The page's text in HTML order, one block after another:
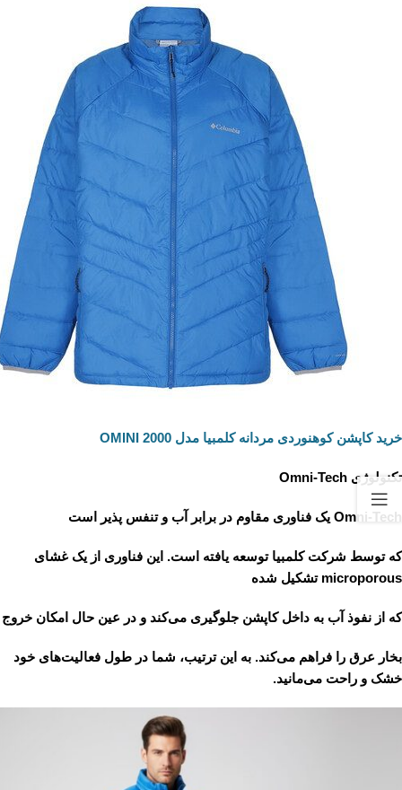
خرید کاپشن کوهنوردی مردانه کلمبیا مدل OMINI 2000
تکنولوژی Omni-Tech
Omni-Tech یک فناوری مقاوم در برابر آب و تنفس پذیر است
که توسط شرکت کلمبیا توسعه یافته است. این فناوری از یک غشای
microporous تشکیل شده
که از نفوذ آب به داخل کاپشن جلوگیری می‌کند و در عین حال امکان خروج
بخار عرق را فراهم می‌کند. به این ترتیب، شما در طول فعالیت‌های خود
خشک و راحت می‌مانید.